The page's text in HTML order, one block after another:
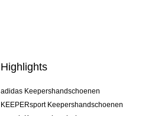
Highlights
adidas Keepershandschoenen
KEEPERsport Keepershandschoenen